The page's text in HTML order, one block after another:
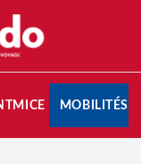
MICE MOBILITÉS